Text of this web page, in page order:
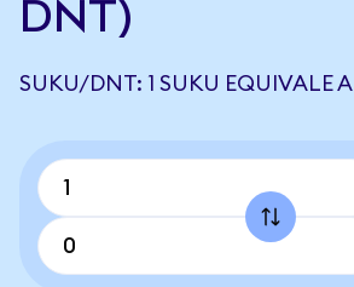
DNT)
SUKU/DNT: 1 SUKU EQUIVALE